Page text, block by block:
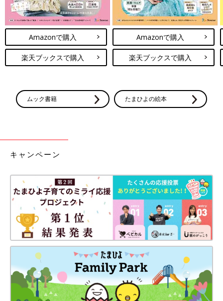
ます。1位「あおい」は、男の子の名前１位「碧」、16位
「蒼」、女の子の名前6位「葵」の読みとして、2位「ひなた」
は、男の子の名前11位「陽向」、女の子の名前２位「陽葵」の読
みとして人気です。
男の子は「はると」が16年連続1位。女の子は「さな」が1位を
→2021年7位→2022年4位→2023年３位と人気が徐々に上昇し、
今回1位に輝きました。
名前は除外した状態で、読みを男女合算したランキングになりま
名づけを考えるときに重視したことは？
1位は「読み・音の響き」、2位「漢字の持つ意味」、3位「画
数」という結果に。
Amazonで購入
楽天ブックスで購入
Amazonで購入
楽天ブックスで購入
ムック書籍 たまひよの絵本
キャンペーン